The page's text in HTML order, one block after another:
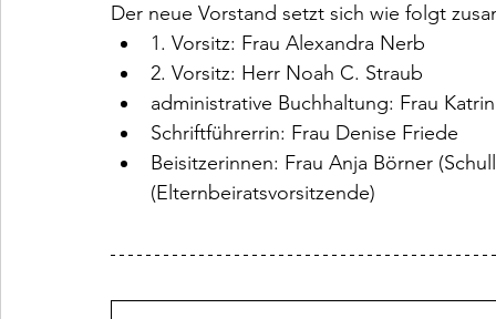
Der neue Vorstand setzt sich wie folgt
1. Vorsitz: Frau Alexandra Nerb
2. Vorsitz: Herr Noah C. Straub
administrative Buchhaltung: Frau
Schriftführerrin: Frau Denise Friede
Beisitzerinnen: Frau Anja Börner
(Elternbeiratsvorsitzende)